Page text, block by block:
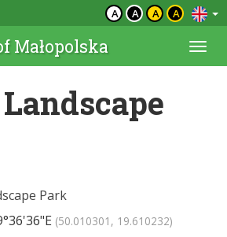
A A A A
Małopolska
Park
(50.010301, 19.610232)